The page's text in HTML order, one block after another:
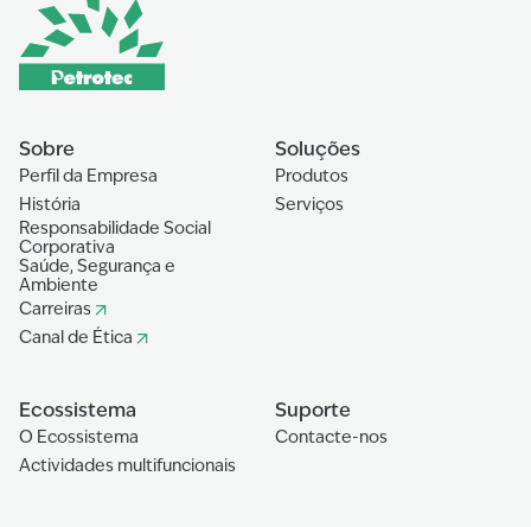
Sobre
Perfil da Empresa
História
Responsabilidade Social
Corporativa
Saúde, Segurança e
Ambiente
Carreiras
Canal de Ética
Soluções
Produtos
Serviços
Ecossistema
O Ecossistema
Actividades multifuncionais
Suporte
Contacte-nos